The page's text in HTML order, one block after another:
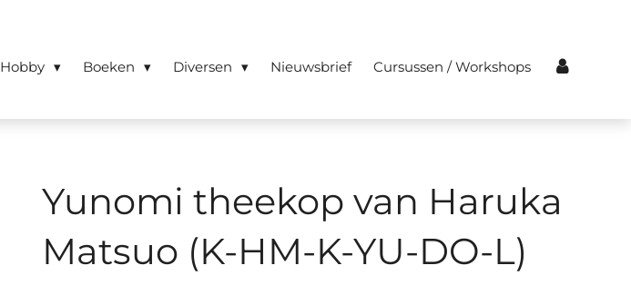
Hobby Boeken Diversen Nieuwsbrief Cursussen / Workshops
Yunomi theekop van Haruka
Matsuo (K-HM-K-YU-DO-L)